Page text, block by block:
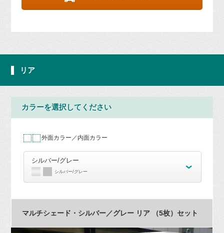
リア
カラーを選択してください
外面カラー／内面カラー
シルバー/グレー
シルバー/グレー
マルチシェード・シルバー／グレー リア （5枚）セット